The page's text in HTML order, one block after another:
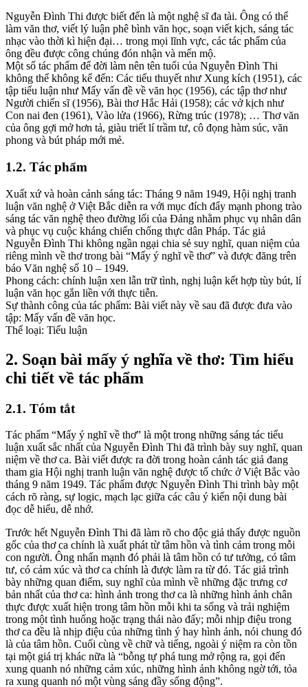
Nguyễn Đình Thi được biết đến là một nghệ sĩ đa tài. Ông có thể
làm văn thơ, viết lý luận phê bình văn học, soạn viết kịch, sáng tác
nhạc vào thời kì hiện đại… trong mọi lĩnh vực, các tác phẩm của
ông đều được công chúng đón nhận và mến mộ.
Một số tác phẩm để đời làm nên tên tuổi của Nguyễn Đình Thi
không thể không kể đến: Các tiểu thuyết như Xung kích (1951), các
tập tiểu luận như Mấy vấn đề về văn học (1956), các tập thơ như
Người chiến sĩ (1956), Bài thơ Hắc Hải (1958); các vở kịch như
Con nai đen (1961), Vào lửa (1966), Rừng trúc (1978); … Thơ văn
của ông gợi mở hơn tả, giàu triết lí trầm tư, cô đọng hàm súc, văn
phong và bút pháp mới mẻ.
1.2. Tác phẩm
Xuất xứ và hoàn cảnh sáng tác: Tháng 9 năm 1949, Hội nghị tranh
luận văn nghệ ở Việt Bắc diễn ra với mục đích đẩy mạnh phong trào
sáng tác văn nghệ theo đường lối của Đảng nhằm phục vụ nhân dân
và phục vụ cuộc kháng chiến chống thực dân Pháp. Tác giả
Nguyễn Đình Thi không ngần ngại chia sẻ suy nghĩ, quan niệm của
riêng mình về thơ trong bài “Mấy ý nghĩ về thơ” và được đăng trên
báo Văn nghệ số 10 – 1949.
Phong cách: chính luận xen lẫn trữ tình, nghị luận kết hợp tùy bút, lí
luận văn học gắn liền với thực tiễn.
Sự thành công của tác phẩm: Bài viết này về sau đã được đưa vào
tập: Mấy vấn đề văn học.
Thể loại: Tiểu luận
2. Soạn bài mấy ý nghĩa về thơ: Tìm hiểu
chi tiết về tác phẩm
2.1. Tóm tắt
Tác phẩm “Mấy ý nghĩ về thơ” là một trong những sáng tác tiểu
luận xuất sắc nhất của Nguyễn Đình Thi đã trình bày suy nghĩ, quan
niệm về thơ ca. Bài viết được ra đời trong hoàn cảnh tác giả đang
tham gia Hội nghị tranh luận văn nghệ được tổ chức ở Việt Bắc vào
tháng 9 năm 1949. Tác phẩm được Nguyễn Đình Thi trình bày một
cách rõ ràng, sự logic, mạch lạc giữa các câu ý kiến nội dung bài
đọc dễ hiểu, dễ nhớ.
Trước hết Nguyễn Đình Thi đã làm rõ cho độc giả thấy được nguồn
gốc của thơ ca chính là xuất phát từ tâm hồn và tình cảm trong mỗi
con người. Ông nhấn mạnh đó phải là tâm hồn có tư tưởng, có tâm
tư, có cảm xúc và thơ ca chính là được làm ra từ đó. Tác giả trình
bày những quan điểm, suy nghĩ của mình về những đặc trưng cơ
bản nhất của thơ ca: hình ảnh trong thơ ca là những hình ảnh chân
thực được xuất hiện trong tâm hồn mỗi khi ta sống và trải nghiệm
trong một tình huống hoặc trạng thái nào đấy; mỗi nhịp điệu trong
thơ ca đều là nhịp điệu của những tình ý hay hình ảnh, nói chung đó
là của tâm hồn. Cuối cùng về chữ và tiếng, ngoài ý niệm ra còn tồn
tại một giá trị khác nữa là “bỗng tự phá tung mở rộng ra, gọi đến
xung quanh nó những cảm xúc, những hình ảnh không ngờ tới, tỏa
ra xung quanh nó một vùng sáng đầy sống động”.